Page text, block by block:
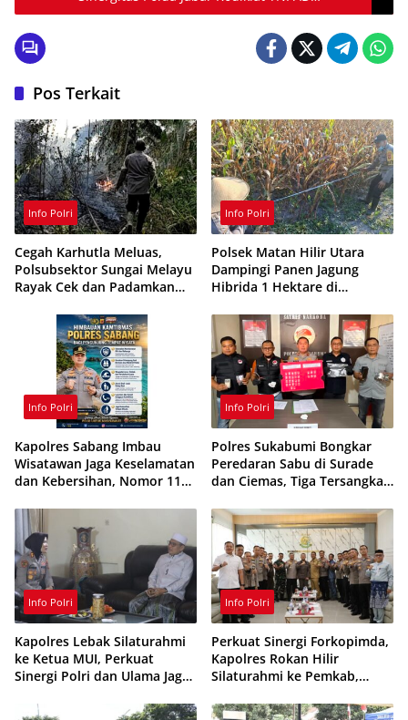
bersama wargi Jabar
Pos Terkait
Info Polri
Cegah Karhutla Meluas,
Polsubsektor Sungai Melayu
Rayak Cek dan Padamkan
Info Polri
Polsek Matan Hilir Utara
Dampingi Panen Jagung
Hibrida 1 Hektare di
Info Polri
Kapolres Sabang Imbau
Wisatawan Jaga Keselamatan
dan Kebersihan, Nomor 110
Info Polri
Polres Sukabumi Bongkar
Peredaran Sabu di Surade
dan Ciemas, Tiga Tersangka
Info Polri
Kapolres Lebak Silaturahmi
ke Ketua MUI, Perkuat
Sinergi Polri dan Ulama Jaga
Info Polri
Perkuat Sinergi Forkopimda,
Kapolres Rokan Hilir
Silaturahmi ke Pemkab,